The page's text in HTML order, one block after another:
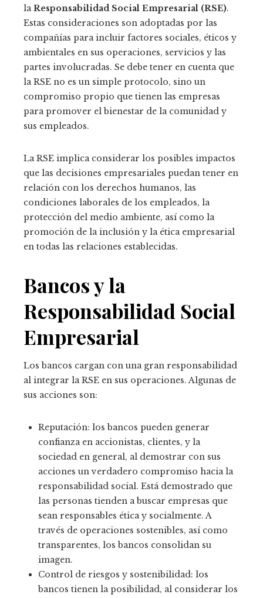
laResponsabilidad Social Empresarial (RSE).
Estas consideraciones son adoptadas por las
compañías para incluir factores sociales, éticos y
ambientales en sus operaciones, servicios y las
partes involucradas. Se debe tener en cuenta que
la RSE no es un simple protocolo, sino un
compromiso propio que tienen las empresas
para promover el bienestar de la comunidad y
sus empleados.
La RSE implica considerar los posibles impactos
que las decisiones empresariales puedan tener en
relación con los derechos humanos, las
condiciones laborales de los empleados, la
protección del medio ambiente, así como la
promoción de la inclusión y la ética empresarial
en todas las relaciones establecidas.
Bancos y la
Responsabilidad Social
Empresarial
Los bancos cargan con una gran responsabilidad
al integrar la RSE en sus operaciones. Algunas de
sus acciones son:
Reputación: los bancos pueden generar
confianza en accionistas, clientes, y la
sociedad en general, al demostrar con sus
acciones un verdadero compromiso hacia la
responsabilidad social. Está demostrado que
las personas tienden a buscar empresas que
sean responsables ética y socialmente. A
través de operaciones sostenibles, así como
transparentes, los bancos consolidan su
imagen.
Control de riesgos y sostenibilidad: los
bancos tienen la posibilidad, al considerar los